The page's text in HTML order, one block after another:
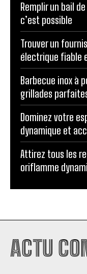
Remplir un bail
c’est possible
Trouver un
électrique fiable
Barbecue inox à
grillades
Dominez votre
dynamique et
Attirez tous les
oriflamme
ACTU